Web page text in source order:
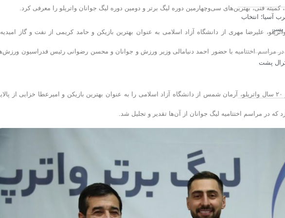
فنی، بهترین‌های سی‌وچهارمین دوره لیگ برتر و دومین دوره لیگ جوانان واترپلو را معرفی کرد.
علیرضا مهری از دانشگاه آزاد اسلامی به عنوان بهترین بازیکن و حامد کریمی از نفت و گاز
در مراسم اختتامیه با حضور احمد دنیا‌مالی وزیر ورزش و جوانان و محسن رضوانی رئیس فدراسیون
همچنین کمیته فنی، در دومین دوره لیگ جوانان زیر ۲۰ سال واترپلو، آرمان شمس از دانشگاه آزاد اسلامی را به عنوان بهترین بازیکن و امیرعطا خزایی از
که در مراسم اختتامیه لیگ جوانان از آن‌ها تقدیر و تجلیل شد.
آسیا؛ انتخاب
پسر
به فینال ۵۰ متر کرال پشت